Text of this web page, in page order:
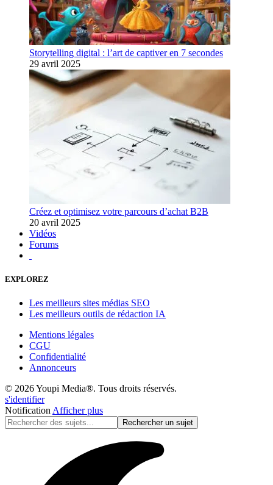
Storytelling digital : l’art de captiver en 7 secondes
29 avril 2025
Créez et optimisez votre parcours d’achat B2B
20 avril 2025
Vidéos
Forums
EXPLOREZ
Les meilleurs sites médias SEO
Les meilleurs outils de rédaction IA
Mentions légales
CGU
Confidentialité
Annonceurs
© 2026 Youpi Media®. Tous droits réservés.
s'identifier
Notification Afficher plus